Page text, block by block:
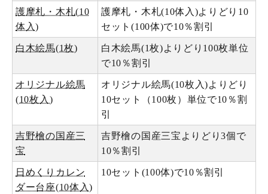
護摩札・木札(10
体入)
護摩札・木札(10体入)よりどり10
セット(100体)で10％割引
白木絵馬(1枚)
白木絵馬(1枚)よりどり100枚単位
で10％割引
オリジナル絵馬
(10枚入)
オリジナル絵馬(10枚入)よりどり
10セット（100枚）単位で10％割
引
吉野檜の国産三
宝
吉野檜の国産三宝よりどり3個で
10％割引
日めくりカレン
ダー台座(10体入)
10セット(100体)で10％割引